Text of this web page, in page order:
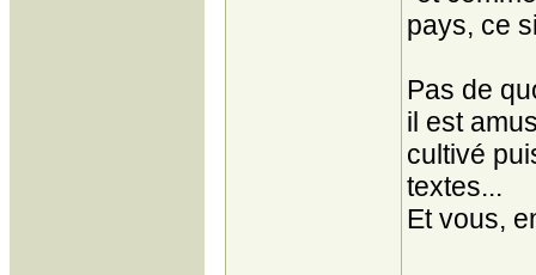
pays, ce
Pas de
il est
cultivé
textes...
Et vous,